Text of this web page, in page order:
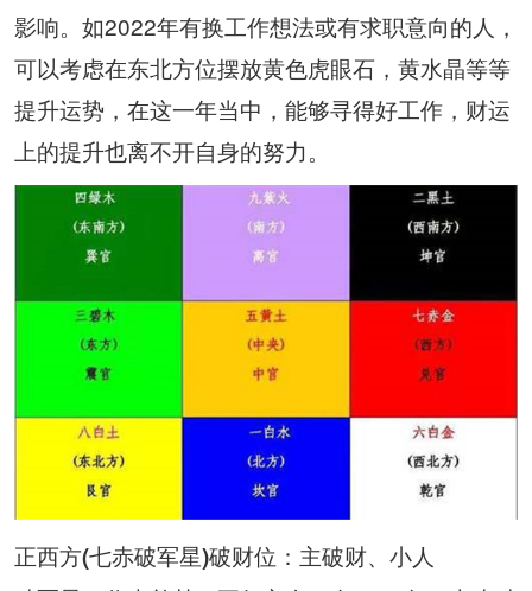
影响。如2022年有换工作想法或有求职意向的人，
可以考虑在东北方位摆放黄色虎眼石，黄水晶等等
提升运势，在这一年当中，能够寻得好工作，财运
上的提升也离不开自身的努力。
正西方(七赤破军星)破财位：主破财、小人